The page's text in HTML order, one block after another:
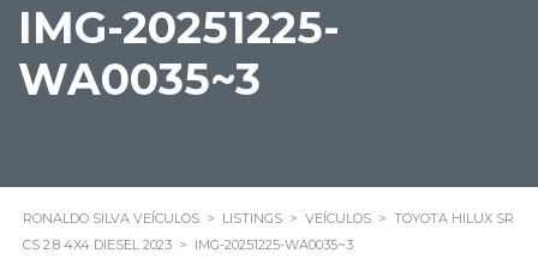
IMG-20251225-
WA0035~3
RONALDO SILVA VEÍCULOS > LISTINGS > VEÍCULOS > TOYOTA HILUX SR
CS 2.8 4X4 DIESEL 2023 > IMG-20251225-WA0035~3